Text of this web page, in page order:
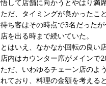
悟して店舗に向かうとやはり満
ただ、タイミングが良かったこ
待ち客はその時点で3名だった
店を出る時まで続いていた。
とはいえ、なかなか回転の良い
店内はカウンター席がメインで
ただ、いわゆるチェーン店のよ
れており、料理の金額を考える